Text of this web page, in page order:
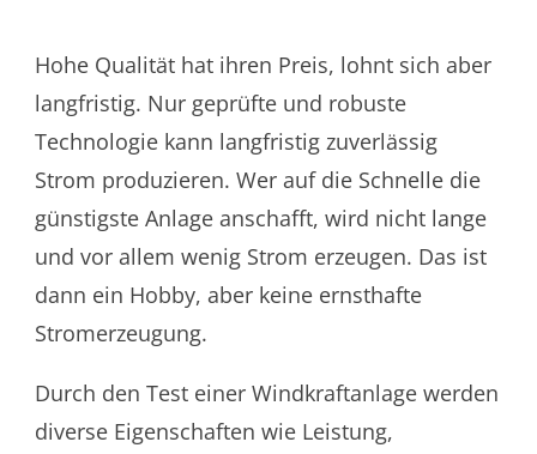
Hohe Qualität hat ihren Preis, lohnt sich aber
langfristig. Nur geprüfte und robuste
Technologie kann langfristig zuverlässig
Strom produzieren. Wer auf die Schnelle die
günstigste Anlage anschafft, wird nicht lange
und vor allem wenig Strom erzeugen. Das ist
dann ein Hobby, aber keine ernsthafte
Stromerzeugung.
Durch den Test einer Windkraftanlage werden
diverse Eigenschaften wie Leistung,